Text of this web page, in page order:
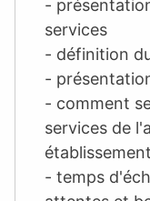
-
services
- définition
-
- comment
services de
établissement
- temps